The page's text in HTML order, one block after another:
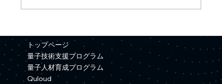
資本業務提携を締結
トップページ
量子技術支援プログラム
量子人材育成プログラム
Quloud